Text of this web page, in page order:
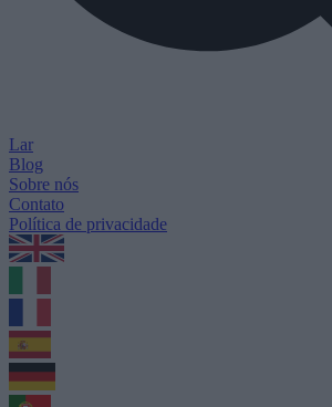
Lar
Blog
Sobre nós
Contato
Política de privacidade